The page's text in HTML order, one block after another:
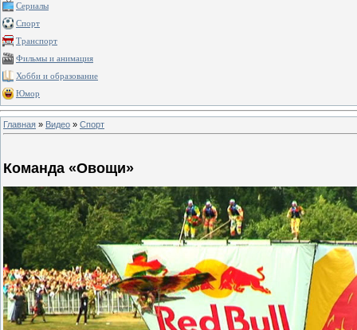
Сериалы
Спорт
Транспорт
Фильмы и анимация
Хобби и образование
Юмор
Главная » Видео » Спорт
Команда «Овощи»